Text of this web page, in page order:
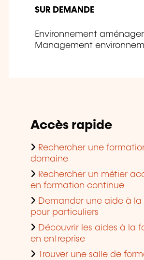
SUR DEMANDE
Environnement
Management
Accès rapide
Rechercher une
domaine
Rechercher un métier
en formation continue
Demander une aide à
pour particuliers
Découvrir les aides à la
en entreprise
Trouver une salle de